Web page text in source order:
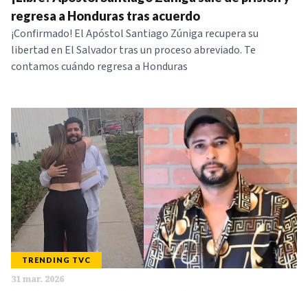
NOTICIAS
SERIES
regresa a Honduras tras acuerdo
​¡Confirmado! El Apóstol Santiago Zúniga recupera su
libertad en El Salvador tras un proceso abreviado. Te
contamos cuándo regresa a Honduras
TRENDING TVC
31 mar. 2026